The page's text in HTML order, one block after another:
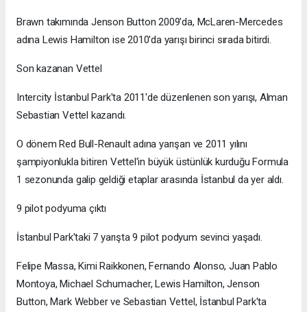
Brawn takımında Jenson Button 2009'da, McLaren-Mercedes
adına Lewis Hamilton ise 2010'da yarışı birinci sırada bitirdi.
Son kazanan Vettel
Intercity İstanbul Park'ta 2011'de düzenlenen son yarışı, Alman
Sebastian Vettel kazandı.
O dönem Red Bull-Renault adına yarışan ve 2011 yılını
şampiyonlukla bitiren Vettel'in büyük üstünlük kurduğu Formula
1 sezonunda galip geldiği etaplar arasında İstanbul da yer aldı.
9 pilot podyuma çıktı
İstanbul Park'taki 7 yarışta 9 pilot podyum sevinci yaşadı.
Felipe Massa, Kimi Raikkonen, Fernando Alonso, Juan Pablo
Montoya, Michael Schumacher, Lewis Hamilton, Jenson
Button, Mark Webber ve Sebastian Vettel, İstanbul Park'ta